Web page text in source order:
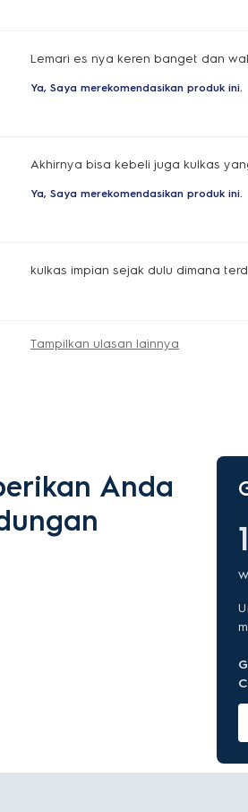
Lemari es nya keren banget dan
Ya, Saya merekomendasikan produk ini.
Akhirnya bisa kebeli juga kulkas
Ya, Saya merekomendasikan produk ini.
kulkas impian sejak dulu dimana
Tampilkan ulasan lainnya
Anda
1